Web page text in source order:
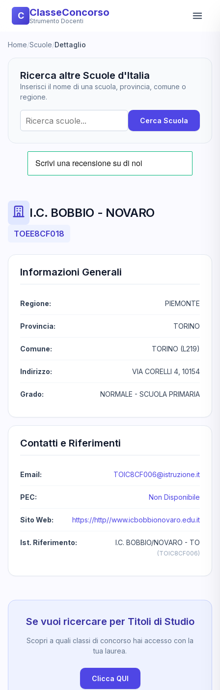
C ClasseConcorso
Strumento Docenti
Home/Scuole/Dettaglio
Ricerca altre Scuole d'Italia
Inserisci il nome di una scuola, provincia, comune o
regione.
Cerca Scuola
I.C. BOBBIO - NOVARO
TOEE8CF018
Informazioni Generali
Regione: PIEMONTE
Provincia: TORINO
Comune: TORINO (L219)
Indirizzo: VIA CORELLI 4, 10154
Grado: NORMALE - SCUOLA PRIMARIA
Contatti e Riferimenti
Email: TOIC8CF006@istruzione.it
PEC: Non Disponibile
Sito Web: https://http//www.icbobbionovaro.edu.it
Ist. Riferimento: I.C. BOBBIO/NOVARO - TO
(TOIC8CF006)
Se vuoi ricercare per Titoli di Studio
Scopri a quali classi di concorso hai accesso con la
tua laurea.
Clicca QUI